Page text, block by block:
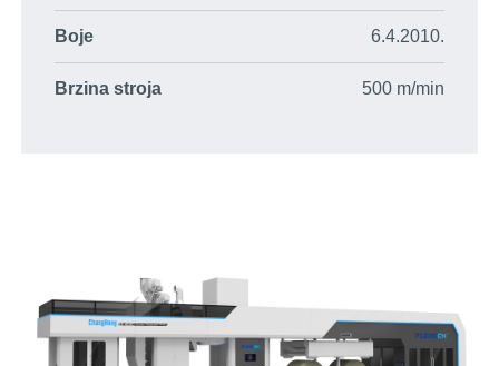
Boje 6.4.2010.
Brzina stroja 500 m/min